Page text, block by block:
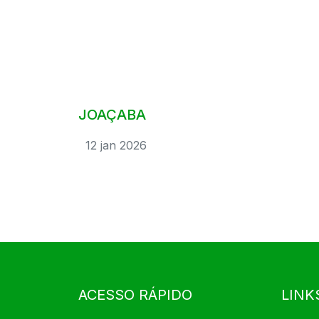
JOAÇABA
12 jan 2026
ACESSO RÁPIDO